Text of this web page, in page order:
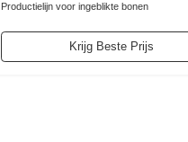
Productielijn voor ingeblikte bonen
Krijg Beste Prijs